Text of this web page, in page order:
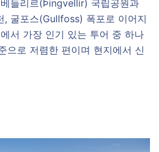
들리르(Þingvellir) 국립공원과
, 굴포스(Gullfoss) 폭포로 이어지
서 가장 인기 있는 투어 중 하나
으로 저렴한 편이며 현지에서 신